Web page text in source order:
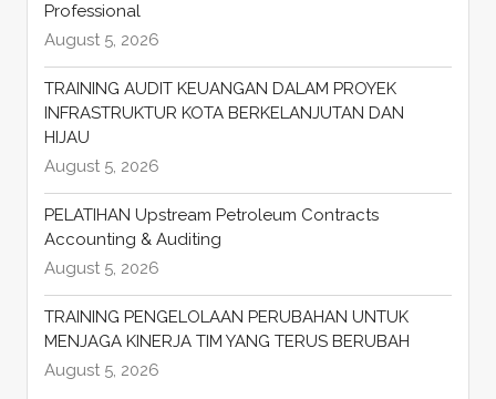
Professional
August 5, 2026
TRAINING AUDIT KEUANGAN DALAM PROYEK
INFRASTRUKTUR KOTA BERKELANJUTAN DAN
HIJAU
August 5, 2026
PELATIHAN Upstream Petroleum Contracts
Accounting & Auditing
August 5, 2026
TRAINING PENGELOLAAN PERUBAHAN UNTUK
MENJAGA KINERJA TIM YANG TERUS BERUBAH
August 5, 2026